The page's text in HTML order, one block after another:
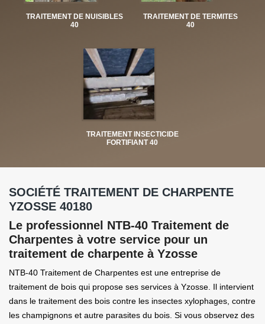
TRAITEMENT DE NUISIBLES
40
TRAITEMENT DE TERMITES
40
TRAITEMENT INSECTICIDE
FORTIFIANT 40
SOCIÉTÉ TRAITEMENT DE CHARPENTE
YZOSSE 40180
Le professionnel NTB-40 Traitement de
Charpentes à votre service pour un
traitement de charpente à Yzosse
NTB-40 Traitement de Charpentes est une entreprise de
traitement de bois qui propose ses services à Yzosse. Il intervient
dans le traitement des bois contre les insectes xylophages, contre
les champignons et autre parasites du bois. Si vous observez des